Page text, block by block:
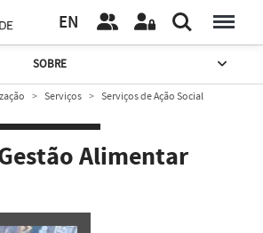
EN
SOBRE
Serviços Serviços de Ação Social
Alimentar